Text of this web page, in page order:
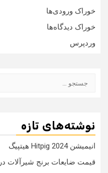
خوراک ورودی‌ها
خوراک دیدگاه‌ها
وردپرس
نوشته‌های تازه
انیمیشن Hitpig 2024 هیتپیگ
قیمت ضایعات برنج شیرآلات در 1403